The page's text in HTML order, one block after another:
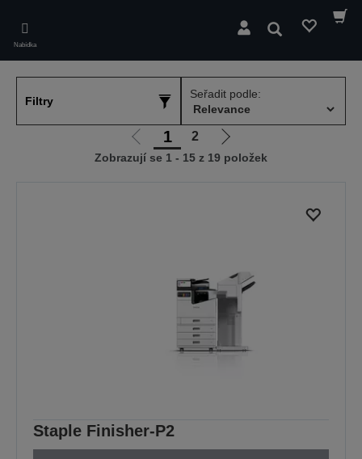
main
content
Nabídka
Hledat
Filtry
Seřadit podle:
Jít
na
1 2
Jít
na
Zobrazují se 1 - 15 z 19 položek
Staple Finisher-P2